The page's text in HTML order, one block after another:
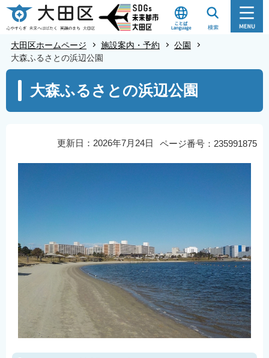
こ
の
ジ
大田区ホームページ 施設案内・予約
公園
大森ふるさとの浜辺公園
こ
大森ふるさとの浜辺公園
ページ番号：235991875
更新日：2026年7月24日